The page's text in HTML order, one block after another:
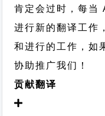
肯定会过时，每当
进行新的翻译工作
和进行的工作，如
协助推广我们！
贡献翻译